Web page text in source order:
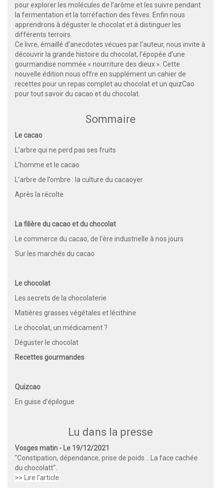
pour explorer les molécules de l’arôme et les suivre pendant
la fermentation et la torréfaction des fèves. Enfin nous
apprendrons à déguster le chocolat et à distinguer les
différents terroirs.
Ce livre, émaillé d’anecdotes vécues par l’auteur, nous invite à
découvrir la grande histoire du chocolat, l’épopée d’une
gourmandise nommée « nourriture des dieux ». Cette
nouvelle édition nous offre en supplément un cahier de
recettes pour un repas complet au chocolat et un quizCao
pour tout savoir du cacao et du chocolat.
Sommaire
Le cacao
L’arbre qui ne perd pas ses fruits
L’homme et le cacao
L’arbre de l’ombre : la culture du cacaoyer
Après la récolte
La filière du cacao et du chocolat
Le commerce du cacao, de l’ère industrielle à nos jours
Sur les marchés du cacao
Le chocolat
Les secrets de la chocolaterie
Matières grasses végétales et lécithine
Le chocolat, un médicament ?
Déguster le chocolat
Recettes gourmandes
Quizcao
En guise d’épilogue
Lu dans la presse
Vosges matin - Le 19/12/2021
"Constipation, dépendance, prise de poids… La face cachée
du chocolatt".
>> Lire l'article